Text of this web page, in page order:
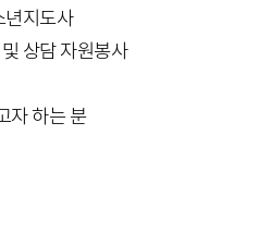
년지도사
상담 자원봉사
자 하는 분